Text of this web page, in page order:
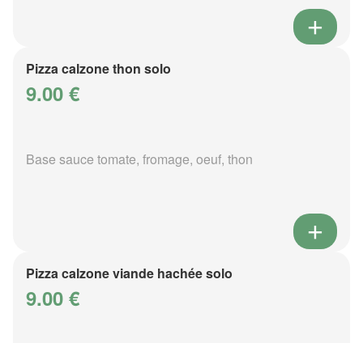
Pizza calzone thon solo
9.00 €
Base sauce tomate, fromage, oeuf, thon
Pizza calzone viande hachée solo
9.00 €